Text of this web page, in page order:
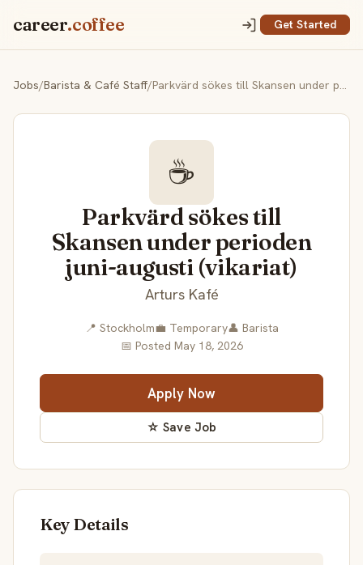
career.coffee Get Started
Jobs/Barista & Café Staff/ Parkvärd sökes till Skansen under perioden juni-augusti (vikariat)
☕
Parkvärd sökes till
Skansen under perioden
juni-augusti (vikariat)
Arturs Kafé
📍 Stockholm💼 Temporary👤 Barista
📅 Posted May 18, 2026
Apply Now
☆ Save Job
Key Details